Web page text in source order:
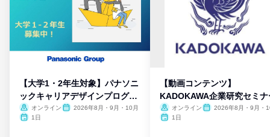
【大学1・2年生対象】パナソニ
ックキャリアデザインプログラ
ム
オンライン
2026年8月・9月・10月
1日
【動画コンテンツ】
KADOKAWA企業研究セミナ
オンライン
2026年8月・9月・
1日